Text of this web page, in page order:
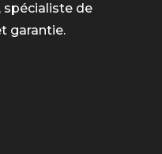
spécialiste de
garantie.